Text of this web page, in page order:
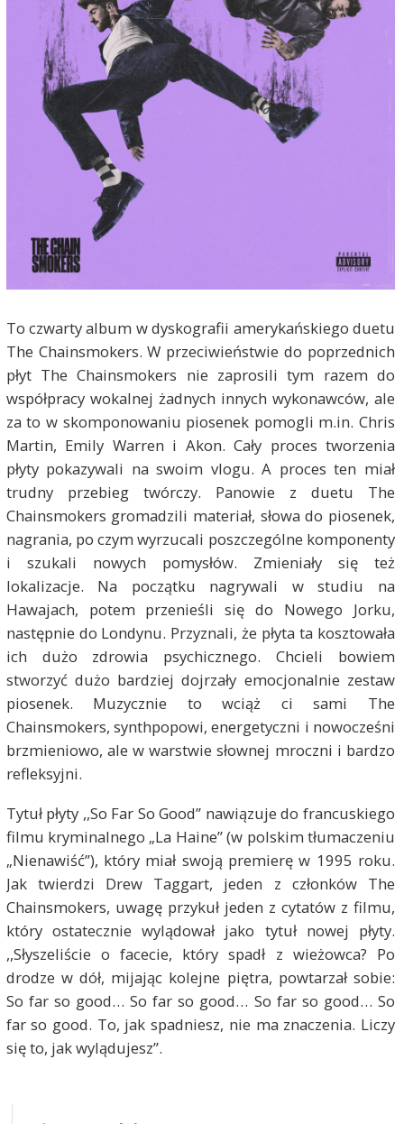
To czwarty album w dyskografii amerykańskiego duetu
The Chainsmokers. W przeciwieństwie do poprzednich
płyt The Chainsmokers nie zaprosili tym razem do
współpracy wokalnej żadnych innych wykonawców, ale
za to w skomponowaniu piosenek pomogli m.in. Chris
Martin, Emily Warren i Akon. Cały proces tworzenia
płyty pokazywali na swoim vlogu. A proces ten miał
trudny przebieg twórczy. Panowie z duetu The
Chainsmokers gromadzili materiał, słowa do piosenek,
nagrania, po czym wyrzucali poszczególne komponenty
i szukali nowych pomysłów. Zmieniały się też
lokalizacje. Na początku nagrywali w studiu na
Hawajach, potem przenieśli się do Nowego Jorku,
następnie do Londynu. Przyznali, że płyta ta kosztowała
ich dużo zdrowia psychicznego. Chcieli bowiem
stworzyć dużo bardziej dojrzały emocjonalnie zestaw
piosenek. Muzycznie to wciąż ci sami The
Chainsmokers, synthpopowi, energetyczni i nowocześni
brzmieniowo, ale w warstwie słownej mroczni i bardzo
refleksyjni.
Tytuł płyty ,,So Far So Good” nawiązuje do francuskiego
filmu kryminalnego „La Haine” (w polskim tłumaczeniu
„Nienawiść”), który miał swoją premierę w 1995 roku.
Jak twierdzi Drew Taggart, jeden z członków The
Chainsmokers, uwagę przykuł jeden z cytatów z filmu,
który ostatecznie wylądował jako tytuł nowej płyty.
,,Słyszeliście o facecie, który spadł z wieżowca? Po
drodze w dół, mijając kolejne piętra, powtarzał sobie:
So far so good… So far so good… So far so good… So
far so good. To, jak spadniesz, nie ma znaczenia. Liczy
się to, jak wylądujesz”.